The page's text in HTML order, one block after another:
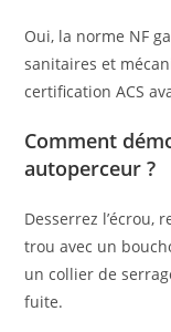
Oui, la norme NF
sanitaires et
certification ACS
Comment
autoperceur ?
Desserrez l’écrou,
trou avec un
un collier de
fuite.